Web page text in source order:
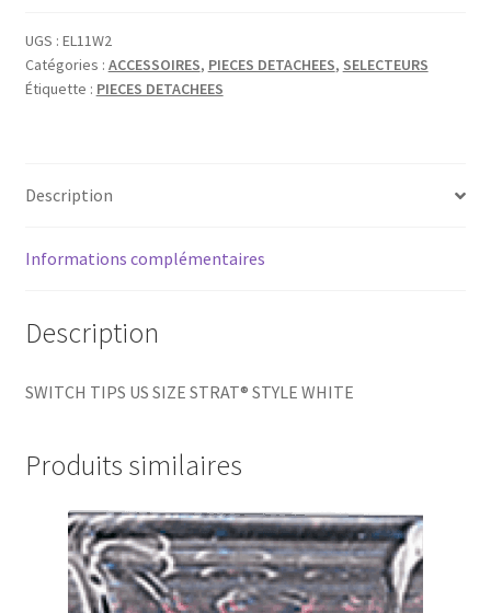
STRAT
US
WHITE
UGS : EL11W2
Catégories : ACCESSOIRES, PIECES DETACHEES, SELECTEURS
Étiquette : PIECES DETACHEES
Description
Informations complémentaires
Description
SWITCH TIPS US SIZE STRAT® STYLE WHITE
Produits similaires